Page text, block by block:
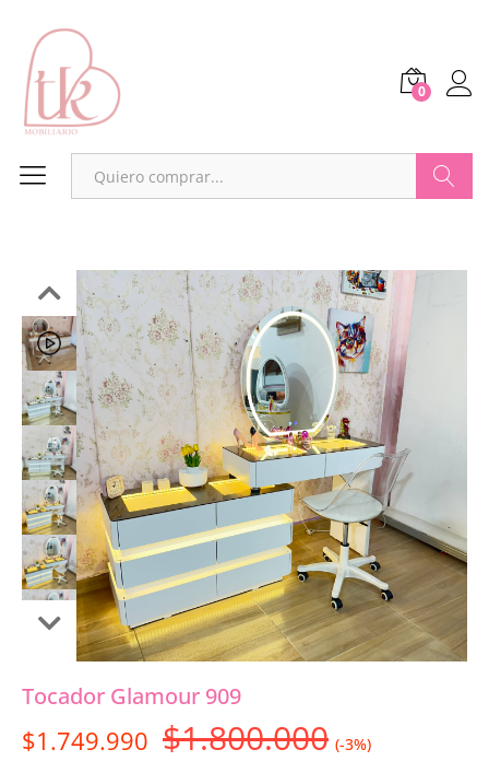
0
Tocador Glamour 909
$1.749.990 $1.800.000 (-3%)